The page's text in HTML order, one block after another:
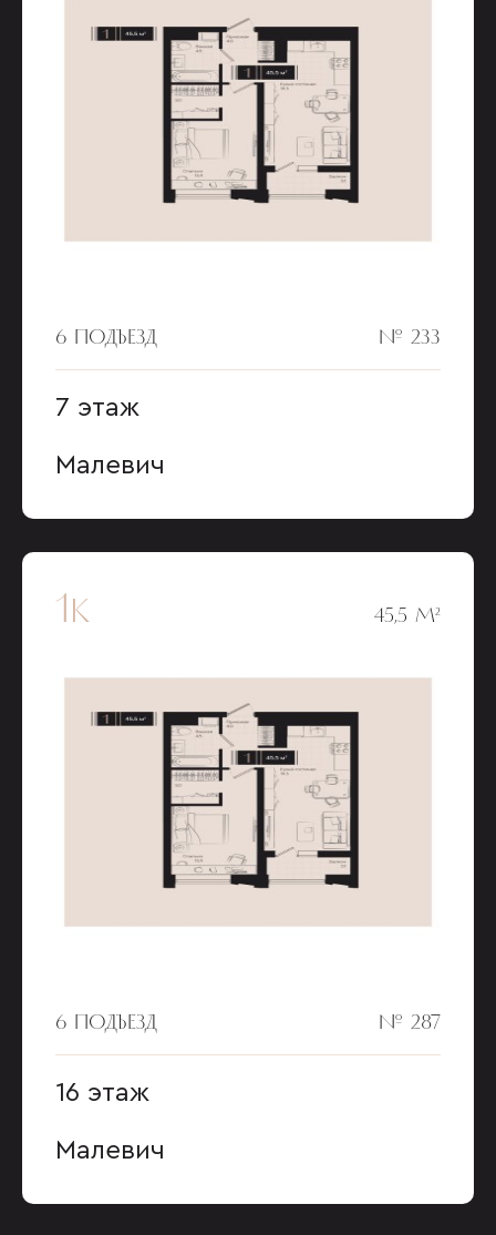
6 ПОДЪЕЗД № 233
7 этаж
Малевич
1к 45,5 М²
6 ПОДЪЕЗД № 287
16 этаж
Малевич